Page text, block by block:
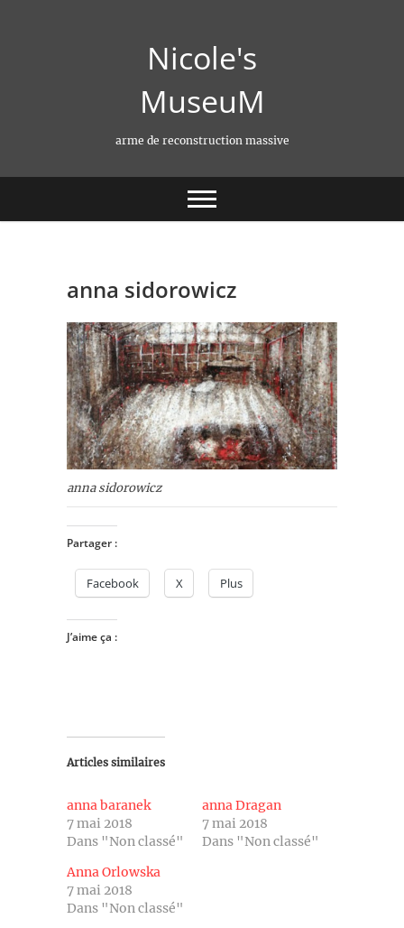
Nicole's
MuseuM
arme de reconstruction massive
anna sidorowicz
anna sidorowicz
Partager :
Facebook X Plus
J’aime ça :
Articles similaires
anna baranek
7 mai 2018
Dans "Non classé"
anna Dragan
7 mai 2018
Dans "Non classé"
Anna Orlowska
7 mai 2018
Dans "Non classé"